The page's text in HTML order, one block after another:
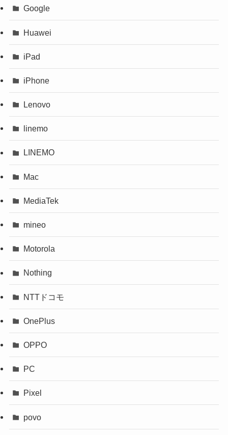
Google
Huawei
iPad
iPhone
Lenovo
linemo
LINEMO
Mac
MediaTek
mineo
Motorola
Nothing
NTTドコモ
OnePlus
OPPO
PC
Pixel
povo